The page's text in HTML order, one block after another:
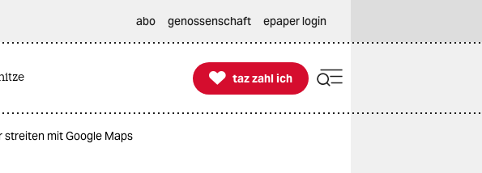
abo genossenschaft epaper login

taz zahl ich
taz zahl ich
streiten mit Google Maps